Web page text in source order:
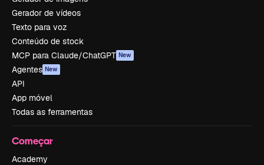
Gerador de vídeos
Texto para voz
Conteúdo de stock
MCP para Claude/ChatGPT New
Agentes New
API
App móvel
Todas as ferramentas
Começar
Academy